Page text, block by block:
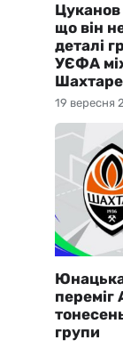
19 вересня
що він
деталі
УЄФА
переміг
групи